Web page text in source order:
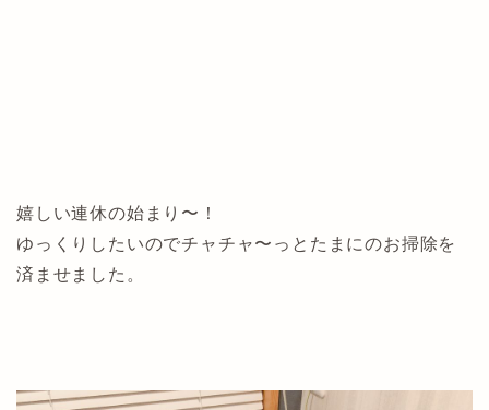
嬉しい連休の始まり〜！
ゆっくりしたいのでチャチャ〜っとたまにのお掃除を
済ませました。